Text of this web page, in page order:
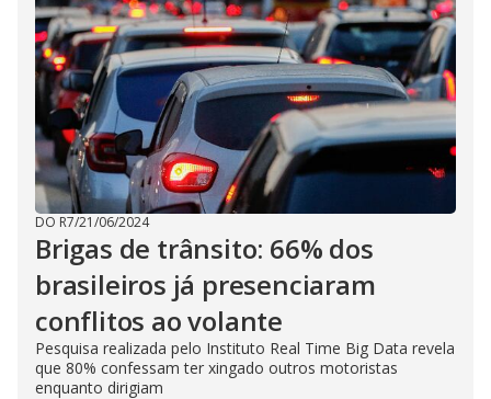
DO R7/21/06/2024
Brigas de trânsito: 66% dos
brasileiros já presenciaram
conflitos ao volante
Pesquisa realizada pelo Instituto Real Time Big Data revela
que 80% confessam ter xingado outros motoristas
enquanto dirigiam